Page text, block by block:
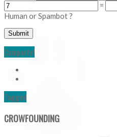
=
Human or Spambot ?
Comparte!
Tagged
CROWFOUNDING